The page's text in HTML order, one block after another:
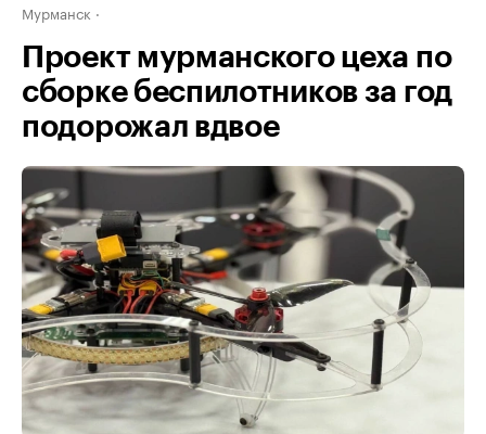
Мурманск
Проект мурманского цеха по
сборке беспилотников за год
подорожал вдвое